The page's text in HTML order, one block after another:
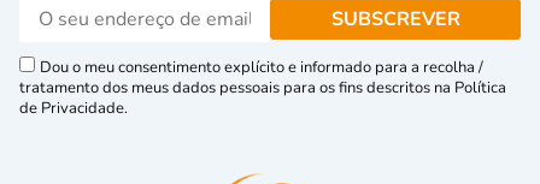
Dou o meu consentimento explícito e informado para a recolha /
tratamento dos meus dados pessoais para os fins descritos na Política
de Privacidade.